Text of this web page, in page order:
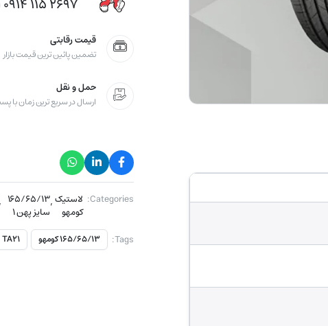
۲۶۹۷ ۱۱۵ ۰۹۱۴ (۹۸+)
قیمت رقابتی
تضمین پائین ترین قیمت بازار
حمل و نقل
ارسال در سریع ترین زمان با
Categories: لاستیک
کومهو
,۱۶۵/۶۵/۱۳
سایز پهن ۱
Tags: ۱۶۵/۶۵/۱۳ کومهو TA21